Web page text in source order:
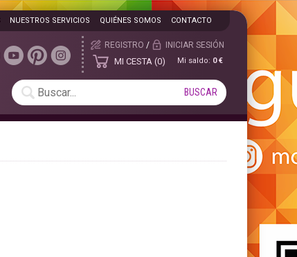
REGISTRO / INICIAR SESIÓN
MI CESTA 0 Mi saldo: 0 €
NUESTROS SERVICIOS QUIÉNES SOMOS CONTACTO